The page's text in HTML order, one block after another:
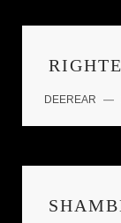
DEEREAR —